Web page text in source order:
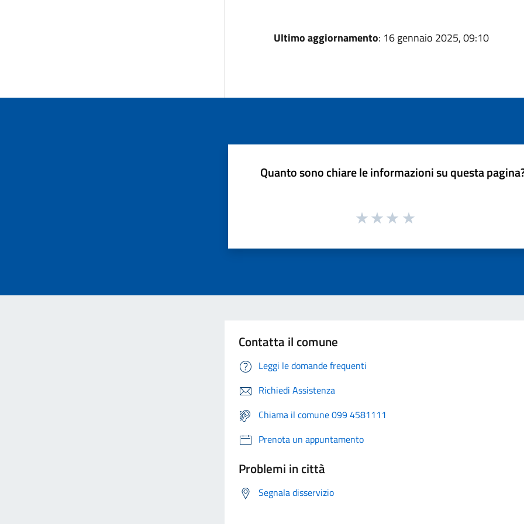
Ultimo aggiornamento: 16 gennaio 2025, 09:10
Quanto sono chiare le informazioni su questa
Contatta il comune
Leggi le domande frequenti
Richiedi Assistenza
Chiama il comune 099 4581111
Prenota un appuntamento
Problemi in città
Segnala disservizio